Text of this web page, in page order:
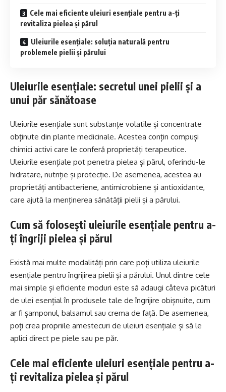
Cele mai eficiente uleiuri esențiale pentru a-ți
revitaliza pielea și părul
Uleiurile esențiale: soluția naturală pentru
problemele pielii și părului
Uleiurile esențiale: secretul unei pielii și a
unui păr sănătoase
Uleiurile esențiale sunt substanțe volatile și concentrate
obținute din plante medicinale. Acestea conțin compuși
chimici activi care le conferă proprietăți terapeutice.
Uleiurile esențiale pot penetra pielea și părul, oferindu-le
hidratare, nutriție și protecție. De asemenea, acestea au
proprietăți antibacteriene, antimicrobiene și antioxidante,
care ajută la menținerea sănătății pielii și a părului.
Cum să folosești uleiurile esențiale pentru a-
ți îngriji pielea și părul
Există mai multe modalități prin care poți utiliza uleiurile
esențiale pentru îngrijirea pielii și a părului. Unul dintre cele
mai simple și eficiente moduri este să adaugi câteva picături
de ulei esențial în produsele tale de îngrijire obișnuite, cum
ar fi șamponul, balsamul sau crema de față. De asemenea,
poți crea propriile amestecuri de uleiuri esențiale și să le
aplici direct pe piele sau pe păr.
Cele mai eficiente uleiuri esențiale pentru a-
ți revitaliza pielea și părul